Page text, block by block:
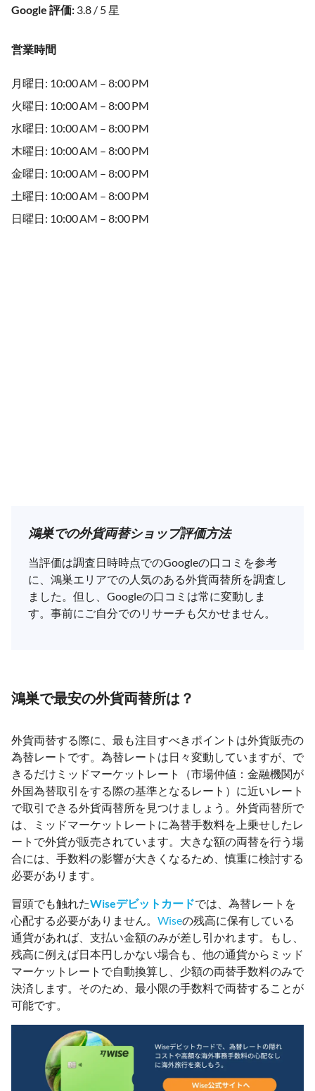
Google 評価: 3.8 / 5 星
営業時間
月曜日: 10:00 AM – 8:00 PM
火曜日: 10:00 AM – 8:00 PM
水曜日: 10:00 AM – 8:00 PM
木曜日: 10:00 AM – 8:00 PM
金曜日: 10:00 AM – 8:00 PM
土曜日: 10:00 AM – 8:00 PM
日曜日: 10:00 AM – 8:00 PM
鴻巣での外貨両替ショップ評価方法
当評価は調査日時時点でのGoogleの口コミを参考
に、鴻巣エリアでの人気のある外貨両替所を調査し
ました。但し、Googleの口コミは常に変動しま
す。事前にご自分でのリサーチも欠かせません。
鴻巣で最安の外貨両替所は？
外貨両替する際に、最も注目すべきポイントは外貨販売の
為替レートです。為替レートは日々変動していますが、で
きるだけミッドマーケットレート（市場仲値：金融機関が
外国為替取引をする際の基準となるレート）に近いレート
で取引できる外貨両替所を見つけましょう。外貨両替所で
は、ミッドマーケットレートに為替手数料を上乗せしたレ
ートで外貨が販売されています。大きな額の両替を行う場
合には、手数料の影響が大きくなるため、慎重に検討する
必要があります。
冒頭でも触れたWiseデビットカードでは、為替レートを
心配する必要がありません。 Wiseの残高に保有している
通貨があれば、支払い金額のみが差し引かれます。もし、
残高に例えば日本円しかない場合も、他の通貨からミッド
マーケットレートで自動換算し、少額の両替手数料のみで
決済します。そのため、最小限の手数料で両替することが
可能です。